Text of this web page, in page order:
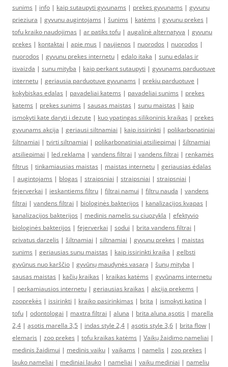
sunims | info | kaip sutaupyti gyvunams | prekes gyvunams | gyvunu
prieziura | gyvunu augintojams | šunims | katėms | gyvunu prekes |
tofu kraiko naudojimas | ar patiks tofu | augalinė alternatyva | gyvunu
prekes | kontaktai | apie mus | naujienos | nuorodos | nuorodos |
nuorodos | gyvunu prekes internetu | edalo itaka | sunu edalas ir
isvaizda | sunu mityba | kaip perkant sutaupyti | gyvunams parduotuve
internetu | geriausia parduotuve gyvunams | prekiu parduotuve |
kokybiskas edalas | pavadeliai katems | pavadeliai sunims | prekes
katems | prekes sunims | sausas maistas | sunu maistas | kaip
ismokyti kate daryti i dezute | kuo ypatingas silikoninis kraikas | prekes
gyvunams akcija | geriausi siltnamiai | kaip issirinkti | polikarbonatiniai
šiltnamiai | tvirti siltnamiai | polikarbonatiniai atsiliepimai | šiltnamiai
atsiliepimai | led reklama | vandens filtrai | vandens filtrai | renkamės
filtrus | tinkamiausias maistas | maistas internetu | geriausias ėdalas
| augintojams | blogas | straipsniai | straipsniai | straipsniai |
fejerverkai | ieskantiems filtru | filtrai namui | filtru nauda | vandens
filtrai | vandens filtrai | biologinės bakterijos | kanalizacijos kvapas |
kanalizacijos bakterijos | medinis namelis su ciuozykla | efektyvio
biologinės bakterijos | fejerverkai | sodui | brita vandens filtrai |
privatus darzelis | šiltnamiai | siltnamiai | gyvunu prekes | maistas
sunims | geriausias sunu maistas | kaip issirinkti kraika | gelbsti
gyvūnus nuo karščio | gyvūnų maudynės vasarą | šunų mityba |
sausas maistas | kačių kraikas | kraikas katėms | gyvūnams internetu
| perkamiausios internetu | geriausias kraikas | akcija prekems |
zooprekės | issirinkti | kraiko pasirinkimas | brita | ismokyti katina |
tofu | odontologai | maxtra filtrai | aluna | brita aluna ąsotis | marella
2,4 | ąsotis marella 3,5 | indas style 2,4 | ąsotis style 3,6 | brita flow |
elemaris | zoo prekes | tofu kraikas katėms | Vaikų žaidimo nameliai |
medinis žaidimui | medinis vaiku | vaikams | namelis | zoo prekes |
lauko nameliai | mediniai lauko | nameliai | vaiku mediniai | nameliu